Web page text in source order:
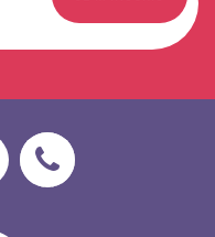
DISPONIBLE